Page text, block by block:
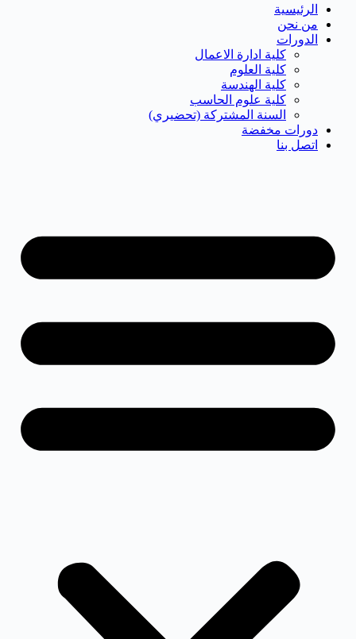
الرئيسية
من نحن
الدورات
كلية ادارة الاعمال
كلية العلوم
كلية الهندسة
كلية علوم الحاسب
السنة المشتركة (تحضيري)
دورات مخفضة
اتصل بنا